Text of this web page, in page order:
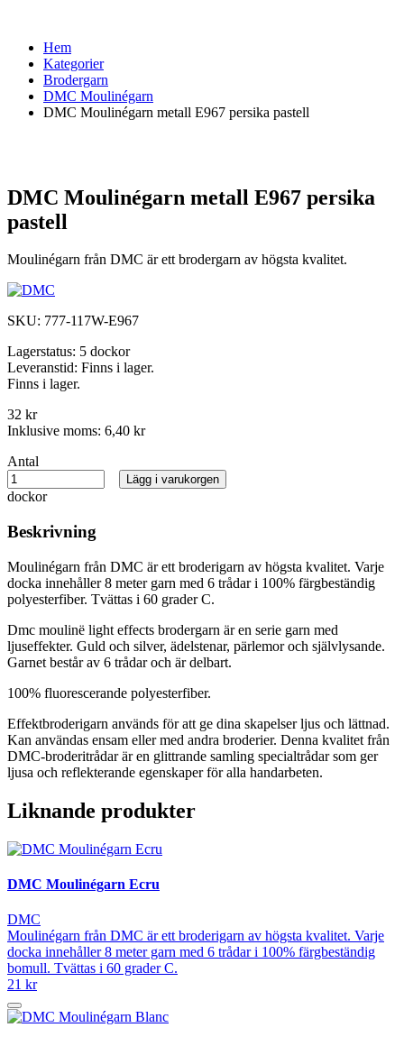
Hem
Kategorier
Brodergarn
DMC Moulinégarn
DMC Moulinégarn metall E967 persika pastell
DMC Moulinégarn metall E967 persika
pastell
Moulinégarn från DMC är ett brodergarn av högsta kvalitet.
SKU: 777-117W-E967
Lagerstatus: 5 dockor
Leveranstid: Finns i lager.
Finns i lager.
32 kr
Inklusive moms: 6,40 kr
Antal
dockor
Lägg i varukorgen
Beskrivning
Moulinégarn från DMC är ett broderigarn av högsta kvalitet. Varje
docka innehåller 8 meter garn med 6 trådar i 100% färgbeständig
polyesterfiber. Tvättas i 60 grader C.
Dmc moulinë light effects brodergarn är en serie garn med
ljuseffekter. Guld och silver, ädelstenar, pärlemor och självlysande.
Garnet består av 6 trådar och är delbart.
100% fluorescerande polyesterfiber.
Effektbroderigarn används för att ge dina skapelser ljus och lättnad.
Kan användas ensam eller med andra broderier. Denna kvalitet från
DMC-broderitrådar är en glittrande samling specialtrådar som ger
ljusa och reflekterande egenskaper för alla handarbeten.
Liknande produkter
DMC Moulinégarn Ecru
DMC
Moulinégarn från DMC är ett broderigarn av högsta kvalitet. Varje
docka innehåller 8 meter garn med 6 trådar i 100% färgbeständig
bomull. Tvättas i 60 grader C.
21 kr